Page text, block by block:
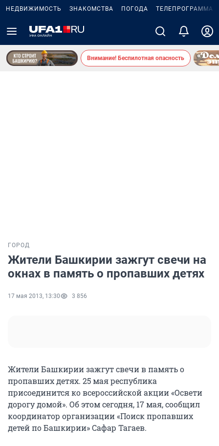
НЕДВИЖИМОСТЬ ЗНАКОМСТВА ПОГОДА ТЕЛЕПРОГРАММА
Внимание! Беспилотная опасность
ГОРОД
Жители Башкирии зажгут свечи на
окнах в память о пропавших детях
17 мая 2013, 13:30 3 856
Жители Башкирии зажгут свечи в память о
пропавших детях. 25 мая республика
присоединится ко всероссийской акции «Освети
дорогу домой». Об этом сегодня, 17 мая, сообщил
координатор организации «Поиск пропавших
детей по Башкирии» Сафар Тагаев.